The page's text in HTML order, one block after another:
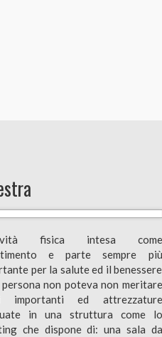
fisica intesa come
e parte sempre più
per la salute ed il benessere
non poteva non meritare
importanti ed attrezzature
in una struttura come lo
che dispone di: una sala da